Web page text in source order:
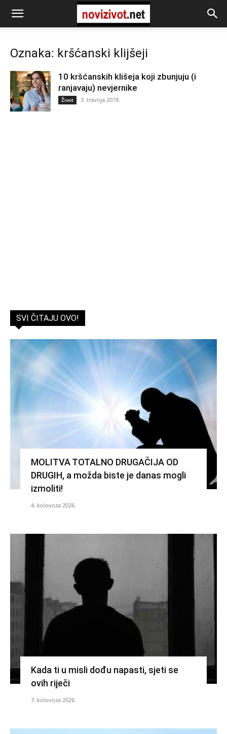
Oznaka: kršćanski klijšeji
10 kršćanskih klišeja koji zbunjuju (i
ranjavaju) nevjernike
Život 3. travnja 2018.
SVI ČITAJU OVO!
MOLITVA TOTALNO DRUGAČIJA OD
DRUGIH, a možda biste je danas mogli
izmoliti!
4. kolovoza 2026.
Kada ti u misli dođu napasti, sjeti se
ovih riječi
7. kolovoza 2026.